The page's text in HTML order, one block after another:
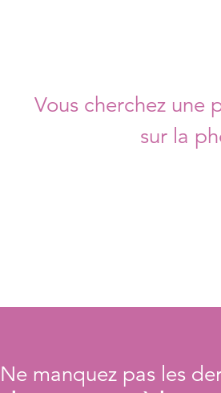
Vous cherchez une
sur la
Ne manquez pas les